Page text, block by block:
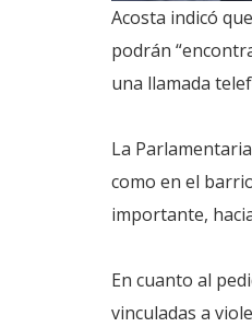
Acosta indicó
podrán
una llamada
La
como en el
importante,
En cuanto al
vinculadas a